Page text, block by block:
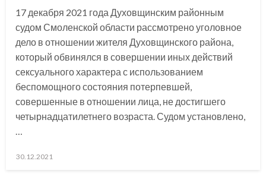
17 декабря 2021 года Духовщинским районным
судом Смоленской области рассмотрено уголовное
дело в отношении жителя Духовщинского района,
который обвинялся в совершении иных действий
сексуального характера с использованием
беспомощного состояния потерпевшей,
совершенные в отношении лица, не достигшего
четырнадцатилетнего возраста. Судом установлено,
…
Posted
30.12.2021